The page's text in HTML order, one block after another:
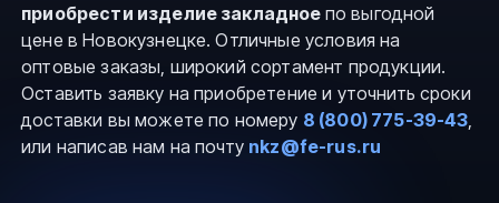
приобрести изделие закладное по выгодной
цене в Новокузнецке. Отличные условия на
оптовые заказы, широкий сортамент продукции.
Оставить заявку на приобретение и уточнить сроки
доставки вы можете по номеру 8 (800) 775-39-43,
или написав нам на почту nkz@fe-rus.ru